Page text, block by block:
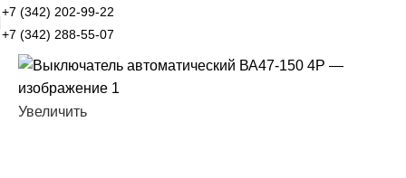
+7 (342) 202-99-22
+7 (342) 288-55-07
Увеличить